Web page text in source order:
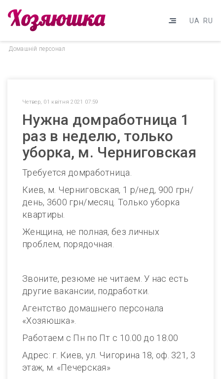
UA RU
Домашнiй персонал
Четвер, 01 квітня 2021 07:59
Нужна домработница 1
раз в неделю, только
уборка, м. Черниговская
Требуется домработница.
Киев, м. Черниговская, 1 р/нед, 900 грн/
день, 3600 грн/месяц. Только уборка
квартиры.
Женщина, не полная, без личных
проблем, порядочная.
Звоните, резюме не читаем. У нас есть
другие вакансии, подработки.
Агентство домашнего персонала
«Хозяюшка».
Работаем с Пн по Пт с 10.00 до 18.00
Адрес: г. Киев, ул. Чигорина 18, оф. 321, 3
этаж, м. «Печерская»